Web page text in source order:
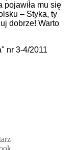
pojawiła mu się
– Styka, ty
dobrze! Warto
nr 3-4/2011